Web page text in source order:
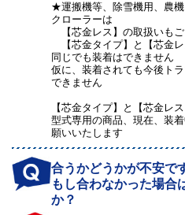
★運搬機等、除雪機用、農
クローラーは
【芯金レス】の取扱いも
【芯金タイプ】と【芯金
同じでも装着はできません
仮に、装着されても今後ト
できません
【芯金タイプ】と【芯金レ
型式専用の商品、現在、装
願いいたします
合うかどうかが不安で
もし合わなかった場合
か？